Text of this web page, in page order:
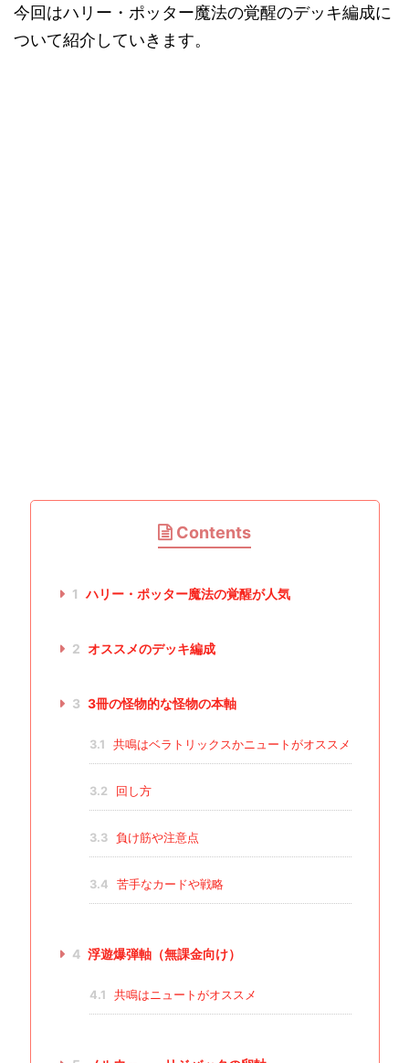
今回はハリー・ポッター魔法の覚醒のデッキ編成に
ついて紹介していきます。
Contents
1 ハリー・ポッター魔法の覚醒が人気
2 オススメのデッキ編成
3 3冊の怪物的な怪物の本軸
3.1 共鳴はベラトリックスかニュートがオススメ
3.2 回し方
3.3 負け筋や注意点
3.4 苦手なカードや戦略
4 浮遊爆弾軸（無課金向け）
4.1 共鳴はニュートがオススメ